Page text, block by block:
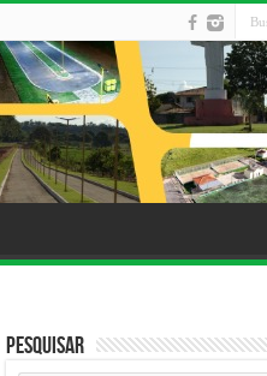
Pesquisar